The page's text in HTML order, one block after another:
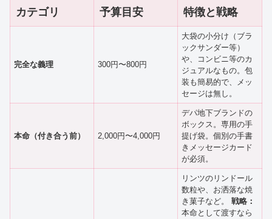
カテゴリ 予算目安 特徴と戦略
完全な義理 300円〜800円
大袋の小分け（ブラ
ックサンダー等）
や、コンビニ等のカ
ジュアルなもの。包
装も簡易的で、メッ
セージは無し。
本命（付き合う前） 2,000円〜4,000円
デパ地下ブランドの
ボックス。専用の手
提げ袋。個別の手書
きメッセージカード
が必須。
リンツのリンドール
数粒や、お洒落な焼
き菓子など。戦略：
本命として渡すなら